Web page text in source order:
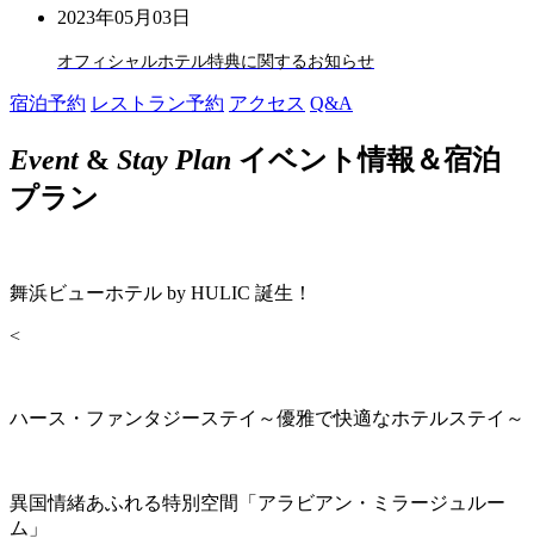
2023年05月03日
オフィシャルホテル特典に関するお知らせ
宿泊予約 レストラン予約 アクセス Q&A
Event& Stay Plan イベント情報＆宿泊
プラン
舞浜ビューホテル by HULIC 誕生！
<
ハース・ファンタジーステイ～優雅で快適なホテルステイ～
異国情緒あふれる特別空間「アラビアン・ミラージュルー
ム」